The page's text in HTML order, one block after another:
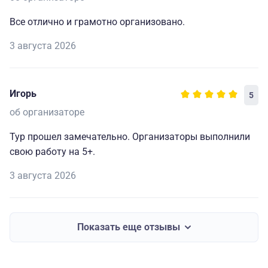
Все отлично и грамотно организовано.
3 августа 2026
Игорь 5
об организаторе
Тур прошел замечательно. Организаторы выполнили
свою работу на 5+.
3 августа 2026
Показать еще отзывы